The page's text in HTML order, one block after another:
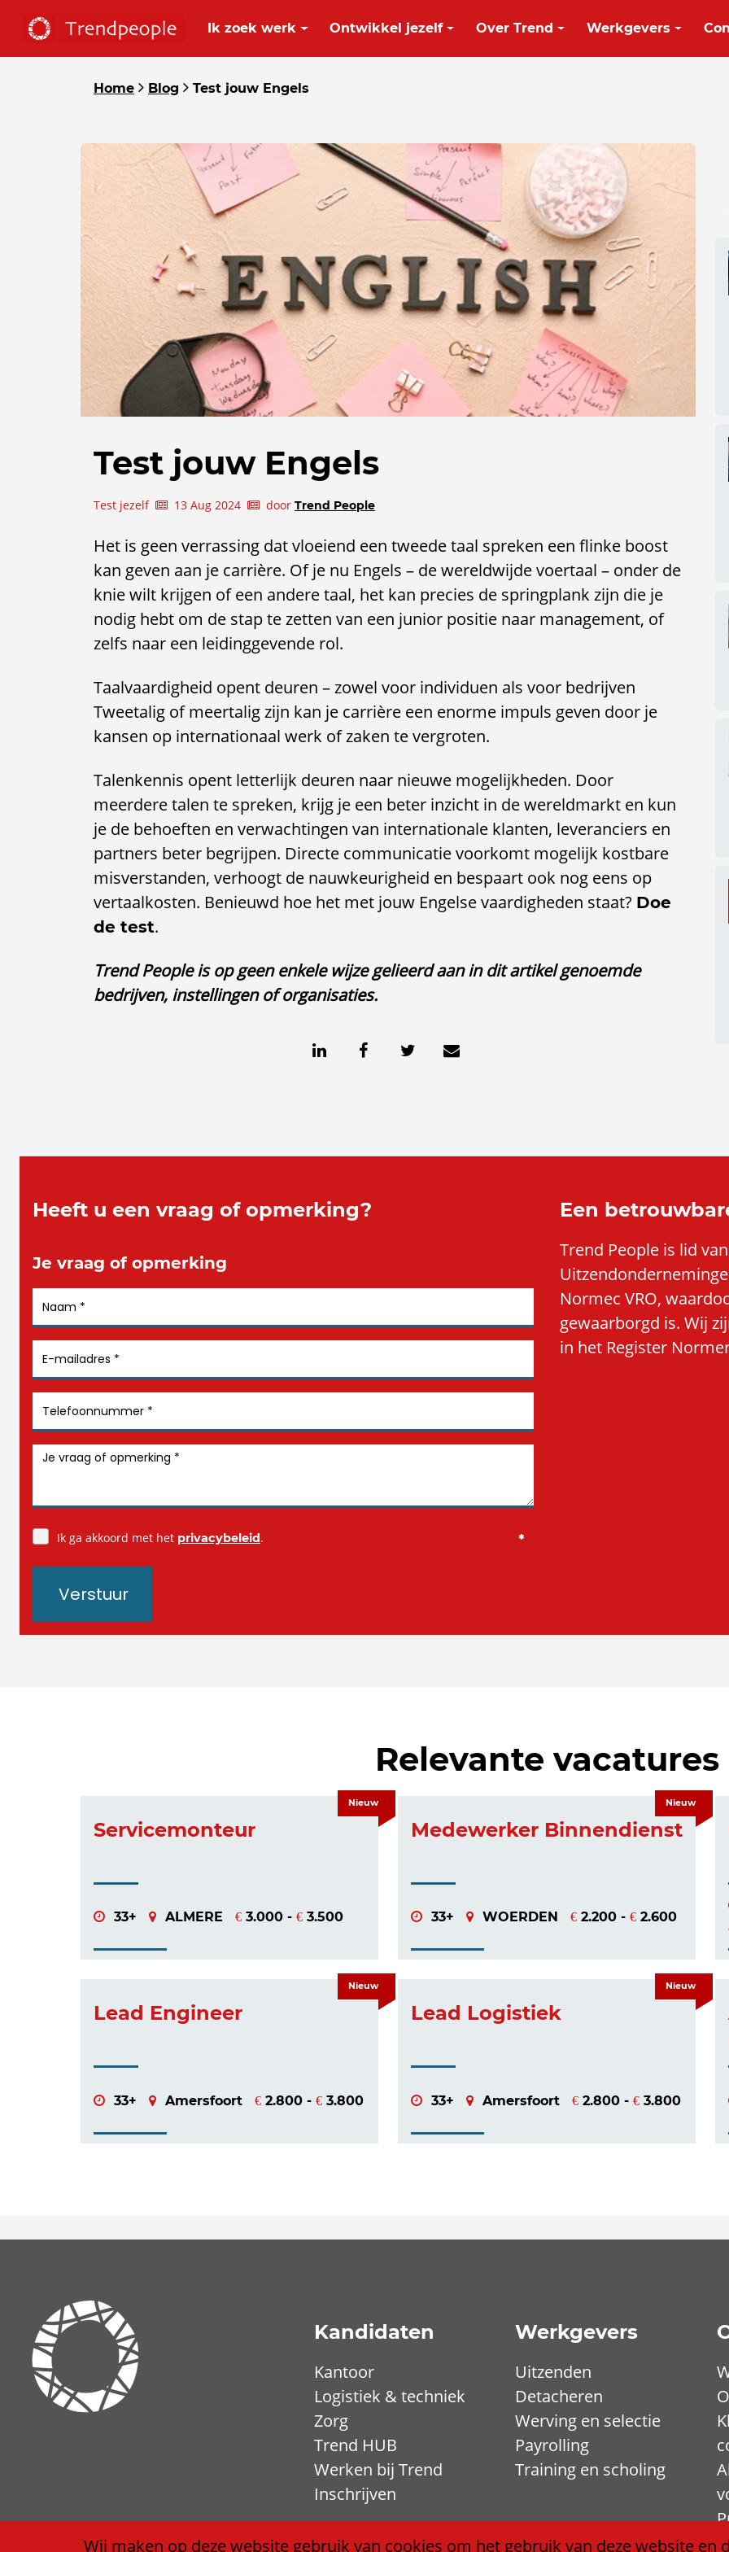
Ik zoek werk Ontwikkel jezelf Over Trend Werkgevers
Home Blog Test jouw Engels
Test jouw Engels
Test jezelf 13 Aug 2024 door Trend People
Het is geen verrassing dat vloeiend een tweede taal spreken een flinke boost
kan geven aan je carrière. Of je nu Engels – de wereldwijde voertaal – onder de
knie wilt krijgen of een andere taal, het kan precies de springplank zijn die je
nodig hebt om de stap te zetten van een junior positie naar management, of
zelfs naar een leidinggevende rol.
Taalvaardigheid opent deuren – zowel voor individuen als voor bedrijven
Tweetalig of meertalig zijn kan je carrière een enorme impuls geven door je
kansen op internationaal werk of zaken te vergroten.
Talenkennis opent letterlijk deuren naar nieuwe mogelijkheden. Door
meerdere talen te spreken, krijg je een beter inzicht in de wereldmarkt en kun
je de behoeften en verwachtingen van internationale klanten, leveranciers en
partners beter begrijpen. Directe communicatie voorkomt mogelijk kostbare
misverstanden, verhoogt de nauwkeurigheid en bespaart ook nog eens op
vertaalkosten. Benieuwd hoe het met jouw Engelse vaardigheden staat? Doe
de test.
Trend People is op geen enkele wijze gelieerd aan in dit artikel genoemde
bedrijven, instellingen of organisaties.
Heeft u een vraag of opmerking?
Je vraag of opmerking
Ik ga akkoord met het privacybeleid.
Verstuur
Een
Trend People is lid
Normec VRO,
gewaarborgd is. Wij
in het Register
Relevante vacatures
Servicemonteur
33+ ALMERE € 3.000 - € 3.500
Nieuw
Medewerker Binnendienst
33+ WOERDEN € 2.200 - € 2.600
Nieuw
Lead Engineer
33+ Amersfoort € 2.800 - € 3.800
Nieuw
Lead Logistiek
33+ Amersfoort € 2.800 - € 3.800
Nieuw
Kandidaten
Kantoor
Logistiek & techniek
Zorg
Trend HUB
Werken bij Trend
Inschrijven
Werkgevers
Uitzenden
Detacheren
Werving en selectie
Payrolling
Training en scholing
Wij maken op deze website gebruik van cookies om het gebruik van deze website en